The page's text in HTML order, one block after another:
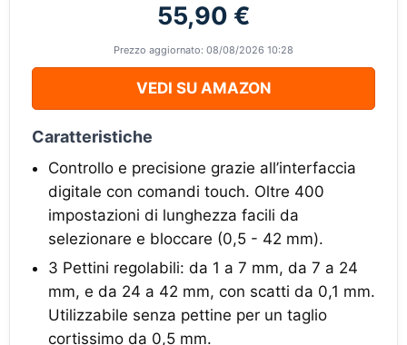
55,90 €
Prezzo aggiornato: 08/08/2026 10:28
VEDI SU AMAZON
Caratteristiche
Controllo e precisione grazie all’interfaccia
digitale con comandi touch. Oltre 400
impostazioni di lunghezza facili da
selezionare e bloccare (0,5 - 42 mm).
3 Pettini regolabili: da 1 a 7 mm, da 7 a 24
mm, e da 24 a 42 mm, con scatti da 0,1 mm.
Utilizzabile senza pettine per un taglio
cortissimo da 0,5 mm.